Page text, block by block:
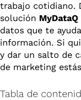
trabajo cotidiano.
solución MyDataQ
datos que te
información. Si
y dar un salto de
de marketing
Tabla de